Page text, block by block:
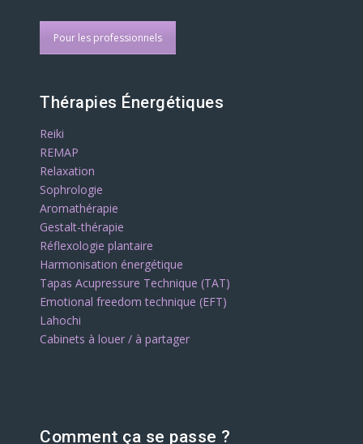
Pour les professionnels
Thérapies Énergétiques
Reiki
REMAP
Relaxation
Sophrologie
Aromathérapie
Gestalt-thérapie
Réflexologie plantaire
Harmonisation énergétique
Tapas Acupressure Technique (TAT)
Emotional freedom technique (EFT)
Lahochi
Cabinets à louer / à partager
Comment ça se passe ?